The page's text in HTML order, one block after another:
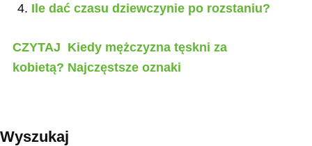
Ile dać czasu dziewczynie po rozstaniu?
CZYTAJ Kiedy mężczyzna tęskni za
kobietą? Najczęstsze oznaki
Wyszukaj